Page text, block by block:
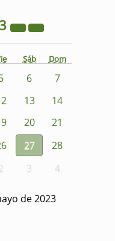
Sáb Dom
6
7
13
14
20
21
27
28
3 4
de 2023